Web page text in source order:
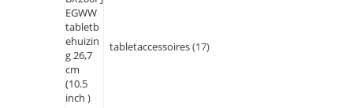
tabletaccessoires 17